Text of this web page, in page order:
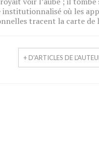
institutionnalisé où les
tracent la carte de
+ D'ARTICLES DE